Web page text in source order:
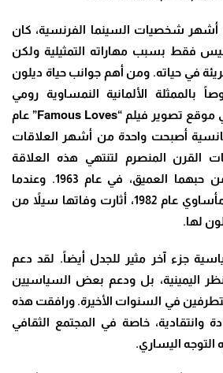
أشهر شخصيات السينما الفرنسية، كان
فقط بسبب مهاراته التمثيلية ولكن
في حياته. ومن أهم جوانب حياة ديلون
بالممثلة الألمانية النمساوية رومي
موقع تصوير فيلم “Famous Loves”
عام
أصبحت واحدة من أشهر العلاقات
القرن المنصرم لتنتهي هذه العلاقة
العاطفية، على الرغم من حبهما العميق، في عام 1963. وعندما
توفيت شنايدر بشكل مأساوي عام 1982، أثارت وفاتها سيلاً من
لها.
جزء آخر مثير للجدل أيضاً. لقد دعم
اليمينية، بل ودعم بعض السياسيين
في السنوات الأخيرة. ورافقت هذه
وانتقادية، خاصة في المجتمع الثقافي
التوجه اليساري.